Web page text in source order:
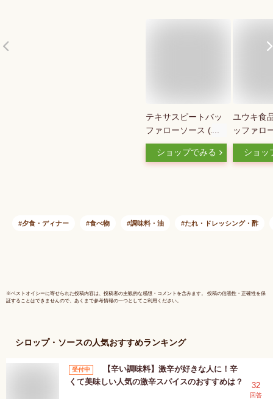
テキサスピートバッ
ファローソース (エ
クストラマイルドソ
ース、24オンス)
ショップでみる
ユウキ食
ッファロ
354ml
ショッ
夕食・ディナー 食べ物 調味料・油 たれ・ドレッシング・酢
※ベストオイシーに寄せられた投稿内容は、投稿者の主観的な感想・コメントを含みます。 投稿の信憑性・正確性を保
証することはできませんので、あくまで参考情報の一つとしてご利用ください。
シロップ・ソースの人気おすすめランキング
受付中
【辛い調味料】激辛が好きな人に！辛
くて美味しい人気の激辛スパイスのおすすめは？
32
回答